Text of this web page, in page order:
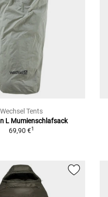
Wechsel Tents
L Mumienschlafsack
69,90 €1